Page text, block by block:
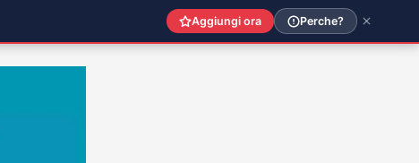
Aggiungi ora Perche?